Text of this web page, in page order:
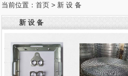
当前位置： 首页> 新 设 备
新 设 备